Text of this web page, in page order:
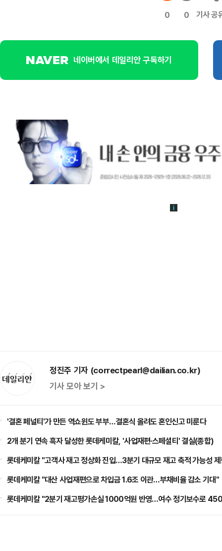
0 0 기사 공
네이버에서 데일리안 구독하기
정진주 기자 (correctpearl@dailian.co.kr)
기사 모아 보기 >
'결혼 페널티'가 만든 역쇼윈도 부부…결혼식 올려도 혼인신고 미룬다
2개 분기 연속 흑자 달성한 롯데케미칼, '사업재편·스페셜티' 결실(종합)
롯데케미칼 "고객사 재고 정상화 진입…3분기 대규모 재고 축적 가능성
롯데케미칼 "대산 사업재편으로 차입금 1.6조 이관…부채비율 감소 기대"
롯데케미칼 "2분기 재고평가손실 1000억원 반영…여수 정기보수로